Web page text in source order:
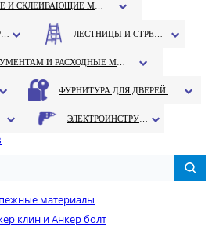
материалы
клин и Анкер болт